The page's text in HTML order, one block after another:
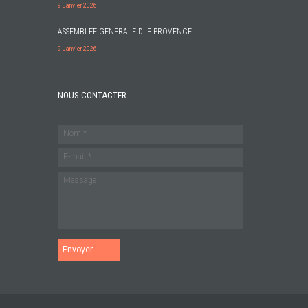
9 Janvier 2026
ASSEMBLEE GENERALE D'IF PROVENCE
9 Janvier 2026
NOUS CONTACTER
Envoyer